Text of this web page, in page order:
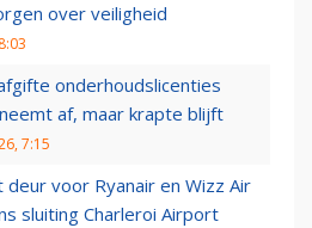
over veiligheid
onderhoudslicenties
af, maar krapte blijft
7:15
deur voor Ryanair en Wizz Air
sluiting Charleroi Airport